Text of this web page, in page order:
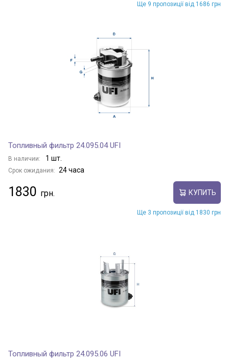
Ще 9 пропозиції від 1686 грн
Топливный фильтр 24.095.04 UFI
В наличии: 1 шт.
Срок ожидания: 24 часа
1830 КУПИТЬ
Ще 3 пропозиції від 1830 грн
Топливный фильтр 24.095.06 UFI